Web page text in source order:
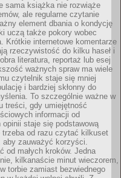
sama książka nie rozwiąże
ale regularne czytanie
element dbania o kondycję
uczą także pokory wobec
Krótkie internetowe komentarze
rzeczywistość do kilku haseł i
literatura, reportaż lub esej
ważnych spraw ma wiele
czytelnik staje się mniej
i bardziej skłonny do
To szczególnie ważne w
treści, gdy umiejętność
informacji od
opinii staje się podstawową
trzeba od razu czytać kilkuset
aby zauważyć korzyści.
od małych kroków. Jedna
kilkanaście minut wieczorem,
torbie zamiast bezwiednego